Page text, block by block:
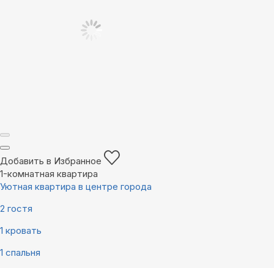
Добавить в Избранное
1-комнатная квартира
Уютная квартира в центре города
2 гостя
1 кровать
1 спальня